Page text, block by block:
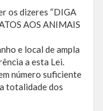
os dizeres “DIGA
AOS ANIMAIS
e local de ampla
a esta Lei.
número suficiente
totalidade dos